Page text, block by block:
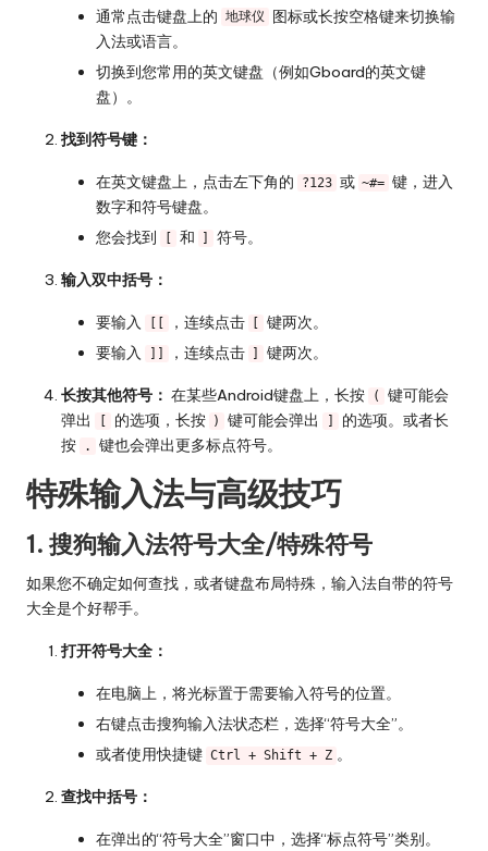
通常点击键盘上的 地球仪
图标或长按空格键来切换输
入法或语言。
切换到您常用的英文键盘（例如Gboard的英文键
盘）。
找到符号键：
在英文键盘上，点击左下角的 ?123 或 ~#= 键，进入
数字和符号键盘。
您会找到
和 符号。
输入双中括号：
要输入 ，连续点击
键两次。
要输入
，连续点击 键两次。
长按其他符号： 在某些Android键盘上，长按 (
键可能会
弹出
的选项，长按 ) 键可能会弹出
的选项。或者长
按
. 键也会弹出更多标点符号。
特殊输入法与高级技巧
1. 搜狗输入法符号大全/特殊符号
如果您不确定如何查找，或者键盘布局特殊，输入法自带的符号
大全是个好帮手。
打开符号大全：
在电脑上，将光标置于需要输入符号的位置。
右键点击搜狗输入法状态栏，选择“符号大全”。
或者使用快捷键 Ctrl + Shift + Z 。
查找中括号：
在弹出的“符号大全”窗口中，选择“标点符号”类别。